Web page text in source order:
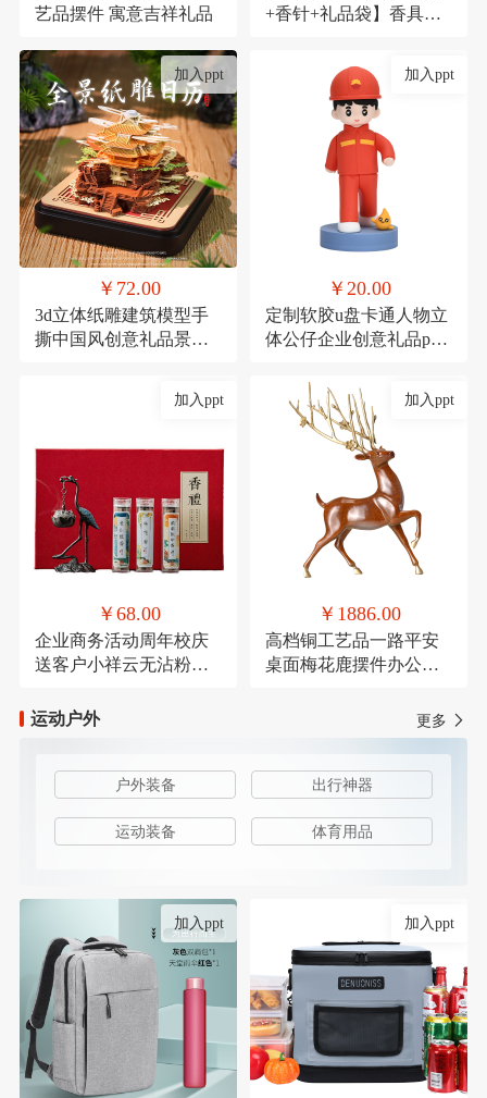
艺品摆件 寓意吉祥礼品
+香针+礼品袋】香具商
加入ppt
￥72.00
3d立体纸雕建筑模型手
撕中国风创意礼品景点
加入ppt
￥20.00
定制软胶u盘卡通人物立
体公仔企业创意礼品pvc
加入ppt
￥68.00
企业商务活动周年校庆
送客户小祥云无沾粉盘
加入ppt
￥1886.00
高档铜工艺品一路平安
桌面梅花鹿摆件办公装
运动户外
更多
户外装备 出行神器
运动装备 体育用品
加入ppt 加入ppt